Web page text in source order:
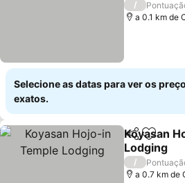
/
a 0.1 km de
Selecione as datas para ver os
exatos.
Partilhar
Koyasan
Lodging
Ver preços
/
a 0.7 km de